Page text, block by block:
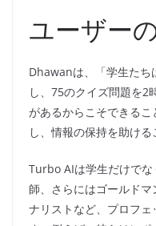
ユーザー
Dhawanは、「学生たち
し、75のクイズ問題を2
があるからこそできる
し、情報の保持を助ける
Turbo AIは学生だけで
師、さらにはゴールド
ナリストなど、プロフ